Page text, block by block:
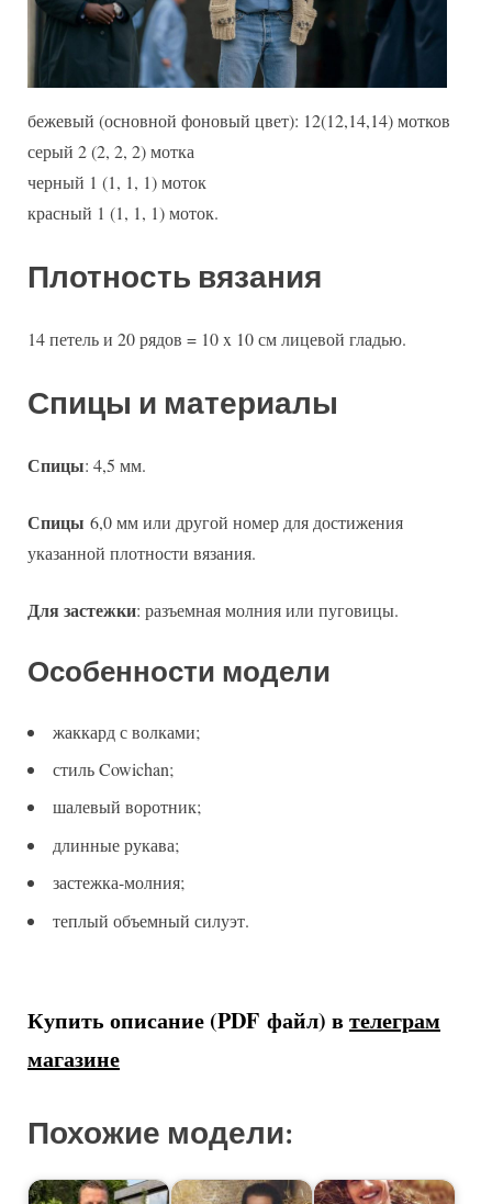
бежевый (основной фоновый цвет): 12(12,14,14) мотков
серый 2 (2, 2, 2) мотка
черный 1 (1, 1, 1) моток
красный 1 (1, 1, 1) моток.
Плотность вязания
14 петель и 20 рядов = 10 x 10 см лицевой гладью.
Спицы и материалы
Спицы: 4,5 мм.
Спицы 6,0 мм или другой номер для достижения
указанной плотности вязания.
Для застежки: разъемная молния или пуговицы.
Особенности модели
жаккард с волками;
стиль Cowichan;
шалевый воротник;
длинные рукава;
застежка-молния;
теплый объемный силуэт.
Купить описание (PDF файл) втелеграм
магазине
Похожие модели: